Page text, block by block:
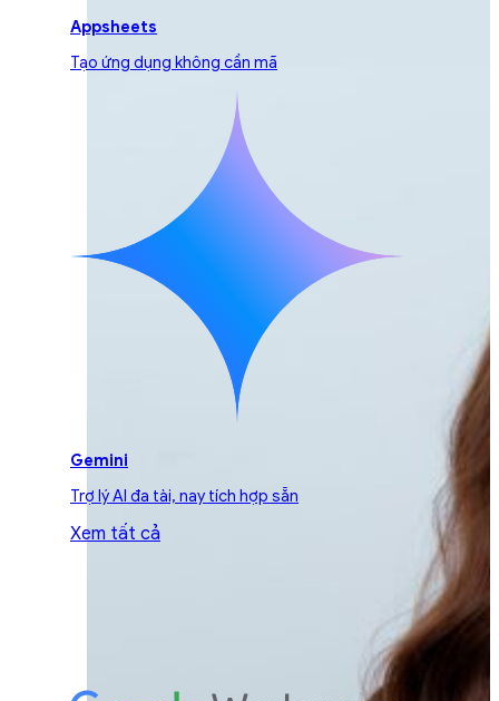
Appsheets
Tạo ứng dụng không cần mã
Gemini
Trợ lý AI đa tài, nay tích hợp sẵn
Xem tất cả